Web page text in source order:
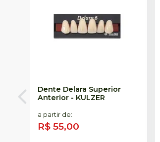
Dente Delara Superior
Anterior - KULZER
a partir de:
R$ 55,00